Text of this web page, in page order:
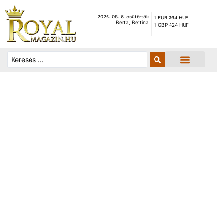
2026. 08. 6. csütörtök
Berta, Bettina
1 EUR 364 HUF
1 GBP 424 HUF